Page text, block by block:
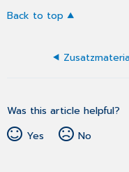
Back to top
Was this article helpful?
Yes
No